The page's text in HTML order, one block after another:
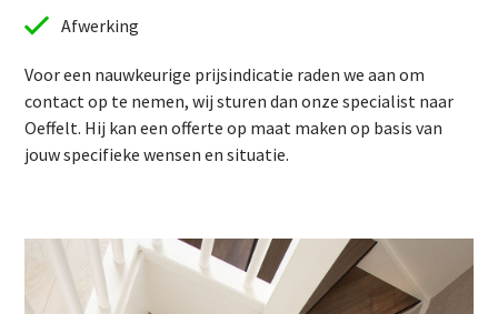
Afwerking
Voor een nauwkeurige prijsindicatie raden we aan om
contact op te nemen, wij sturen dan onze specialist naar
Oeffelt. Hij kan een offerte op maat maken op basis van
jouw specifieke wensen en situatie.